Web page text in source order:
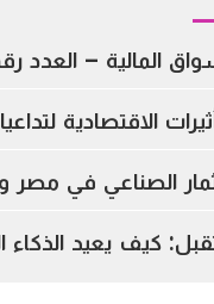
المالية – العدد رقم
الاقتصادية
الصناعي في مصر
كيف يعيد الذكاء